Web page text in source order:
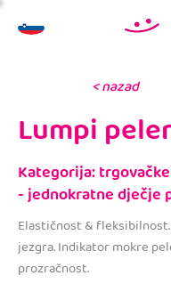
< nazad
Lumpi
Kategorija:
- jednokratne dječje
Elastičnost &
jezgra. Indikator mokre
prozračnost.